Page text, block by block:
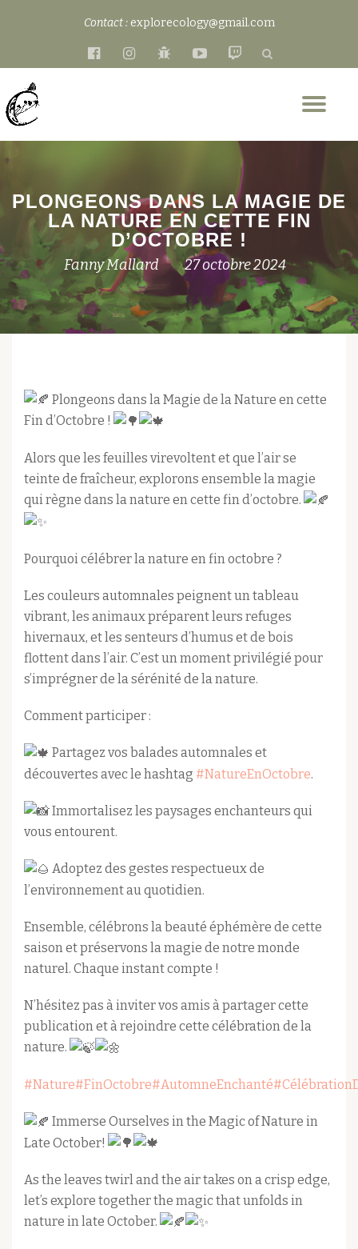
contenu
Contact : explorecology@gmail.com
fa-
fa-
fa-
fa-
fa-
PLONGEONS DANS LA MAGIE DE
LA NATURE EN CETTE FIN
D’OCTOBRE !
Fanny Mallard 27 octobre 2024
Plongeons dans la Magie de la Nature en cette
Fin d’Octobre !
Alors que les feuilles virevoltent et que l’air se
teinte de fraîcheur, explorons ensemble la magie
qui règne dans la nature en cette fin d’octobre.
Pourquoi célébrer la nature en fin octobre ?
Les couleurs automnales peignent un tableau
vibrant, les animaux préparent leurs refuges
hivernaux, et les senteurs d’humus et de bois
flottent dans l’air. C’est un moment privilégié pour
s’imprégner de la sérénité de la nature.
Comment participer :
Partagez vos balades automnales et
découvertes avec le hashtag #NatureEnOctobre.
Immortalisez les paysages enchanteurs qui
vous entourent.
Adoptez des gestes respectueux de
l’environnement au quotidien.
Ensemble, célébrons la beauté éphémère de cette
saison et préservons la magie de notre monde
naturel. Chaque instant compte !
N’hésitez pas à inviter vos amis à partager cette
publication et à rejoindre cette célébration de la
nature.
#Nature#FinOctobre#AutomneEnchanté
Immerse Ourselves in the Magic of Nature in
Late October!
As the leaves twirl and the air takes on a crisp edge,
let’s explore together the magic that unfolds in
nature in late October.